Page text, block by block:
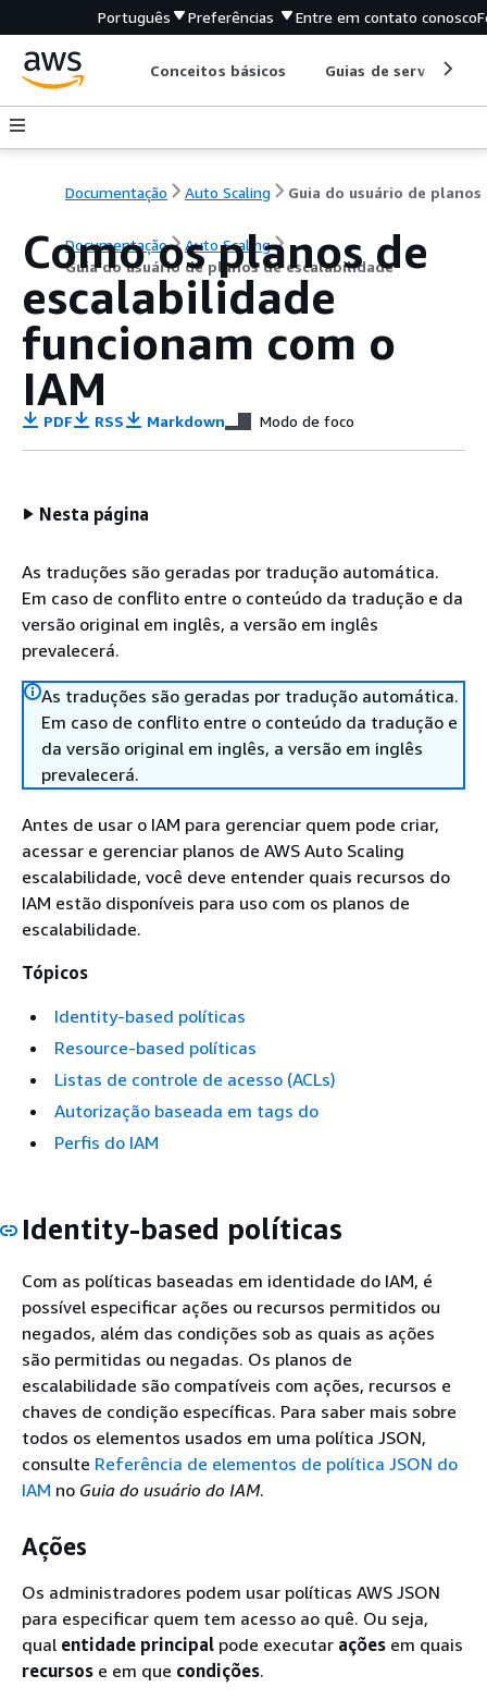
Português Preferências Entre em contato conosco
Conceitos básicos Guias de serviço
Documentação Auto Scaling
Documentação
Auto Scaling
Guia do usuário de planos de escalabilidade
Como os planos de
escalabilidade
funcionam com o
IAM
PDF RSS Markdown Modo de foco
Nesta página
As traduções são geradas por tradução automática.
Em caso de conflito entre o conteúdo da tradução e da
versão original em inglês, a versão em inglês
prevalecerá.
As traduções são geradas por tradução automática.
Em caso de conflito entre o conteúdo da tradução e
da versão original em inglês, a versão em inglês
prevalecerá.
Antes de usar o IAM para gerenciar quem pode criar,
acessar e gerenciar planos de AWS Auto Scaling
escalabilidade, você deve entender quais recursos do
IAM estão disponíveis para uso com os planos de
escalabilidade.
Tópicos
Identity-based políticas
Resource-based políticas
Listas de controle de acesso (ACLs)
Autorização baseada em tags do
Perfis do IAM
Identity-based políticas
Com as políticas baseadas em identidade do IAM, é
possível especificar ações ou recursos permitidos ou
negados, além das condições sob as quais as ações
são permitidas ou negadas. Os planos de
escalabilidade são compatíveis com ações, recursos e
chaves de condição específicas. Para saber mais sobre
todos os elementos usados em uma política JSON,
consulte Referência de elementos de política JSON do
IAM no Guia do usuário do IAM.
Ações
Os administradores podem usar políticas AWS JSON
para especificar quem tem acesso ao quê. Ou seja,
qual entidade principal pode executar ações em quais
recursos e em que condições.